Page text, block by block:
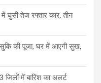
तेज रफ्तार कार, तीन
की पूजा, घर में आएगी सुख,
जिलों में बारिश का अलर्ट